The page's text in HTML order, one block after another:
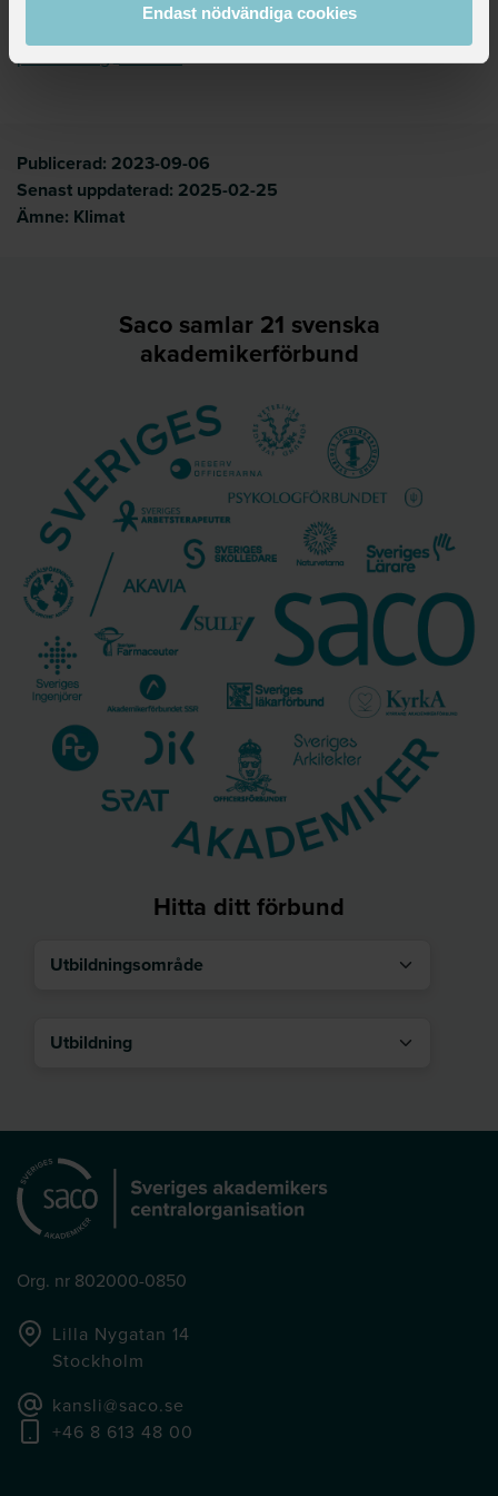
Endast nödvändiga cookies
Internationell sekreterare globala frågor
peter.olding@saco.se
Publicerad: 2023-09-06
Senast uppdaterad: 2025-02-25
Ämne: Klimat
Saco samlar 21 svenska
akademikerförbund
Hitta ditt förbund
Utbildningsområde
Org. nr 802000-0850
Lilla Nygatan 14
Stockholm
kansli@saco.se
+46 8 613 48 00